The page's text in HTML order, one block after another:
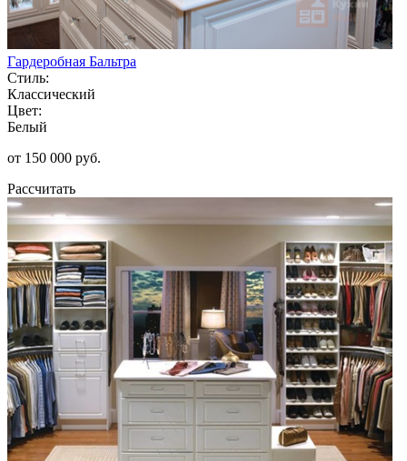
Гардеробная Бальтра
Стиль:
Классический
Цвет:
Белый
от 150 000 руб.
Рассчитать